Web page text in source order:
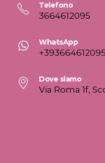
Telefono
3664612095
WhatsApp
+393664612095
Dove siamo
Via Roma 1f,